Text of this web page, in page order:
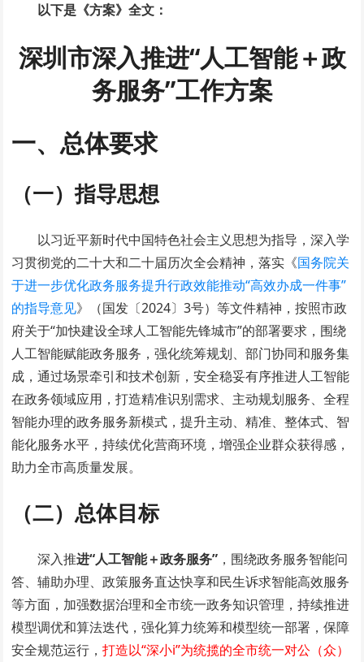
以下是《方案》全文：
深圳市深入推进“人工智能＋政
务服务”工作方案
一、总体要求
（一）指导思想
以习近平新时代中国特色社会主义思想为指导，深入学
习贯彻党的二十大和二十届历次全会精神，落实《国务院关
于进一步优化政务服务提升行政效能推动“高效办成一件事”
的指导意见》（国发〔2024〕3号）等文件精神，按照市政
府关于“加快建设全球人工智能先锋城市”的部署要求，围绕
人工智能赋能政务服务，强化统筹规划、部门协同和服务集
成，通过场景牵引和技术创新，安全稳妥有序推进人工智能
在政务领域应用，打造精准识别需求、主动规划服务、全程
智能办理的政务服务新模式，提升主动、精准、整体式、智
能化服务水平，持续优化营商环境，增强企业群众获得感，
助力全市高质量发展。
（二）总体目标
深入推进“人工智能＋政务服务” ，围绕政务服务智能问
答、辅助办理、政策服务直达快享和民生诉求智能高效服务
等方面，加强数据治理和全市统一政务知识管理，持续推进
模型调优和算法迭代，强化算力统筹和模型统一部署，保障
安全规范运行，打造以“深小i”为统揽的全市统一对公（众）